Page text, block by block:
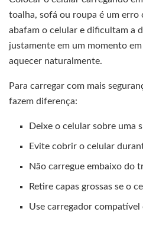
toalha, sofá ou roupa é um erro
abafam o celular e dificultam a
justamente em um momento
aquecer naturalmente.
Para carregar com mais
fazem diferença:
Deixe o celular sobre uma
Evite cobrir o celular
Não carregue embaixo do
Retire capas grossas se o
Use carregador compatível